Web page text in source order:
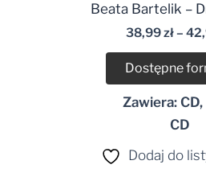
Beata Bartelik –
38,99zł–
Dostępne
Zawiera:
CD
Dodaj do